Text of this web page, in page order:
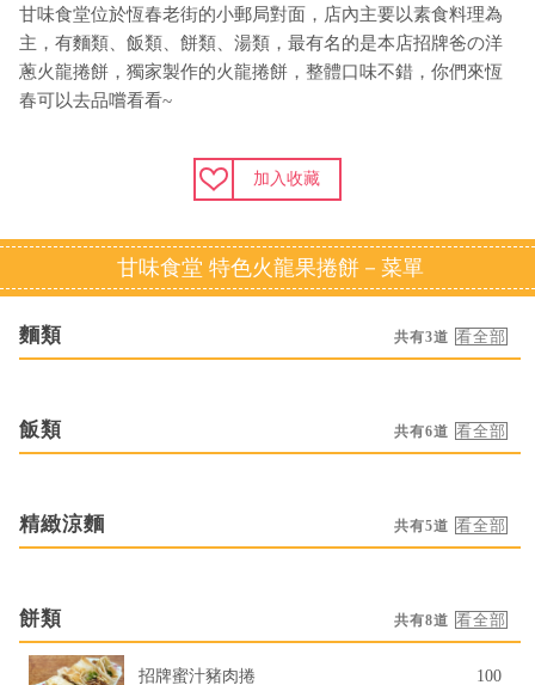
甘味食堂位於恆春老街的小郵局對面，店內主要以素食料理為
主，有麵類、飯類、餅類、湯類，最有名的是本店招牌爸の洋
蔥火龍捲餅，獨家製作的火龍捲餅，整體口味不錯，你們來恆
春可以去品嚐看看~
加入收藏
甘味食堂 特色火龍果捲餅－菜單
麵類 共有3道
飯類 共有6道
精緻涼麵 共有5道
餅類 共有8道
招牌蜜汁豬肉捲 100